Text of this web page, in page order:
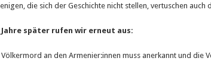
die sich der Geschichte nicht stellen, vertuschen
Jahre später rufen wir erneut aus:
an den Armenier:innen muss anerkannt und die